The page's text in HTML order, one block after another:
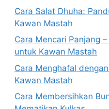
Cara Salat Dhuha:
Kawan Mastah
Cara Mencari Panjang
untuk Kawan Mastah
Cara Menghafal
Kawan Mastah
Cara Membersihkan